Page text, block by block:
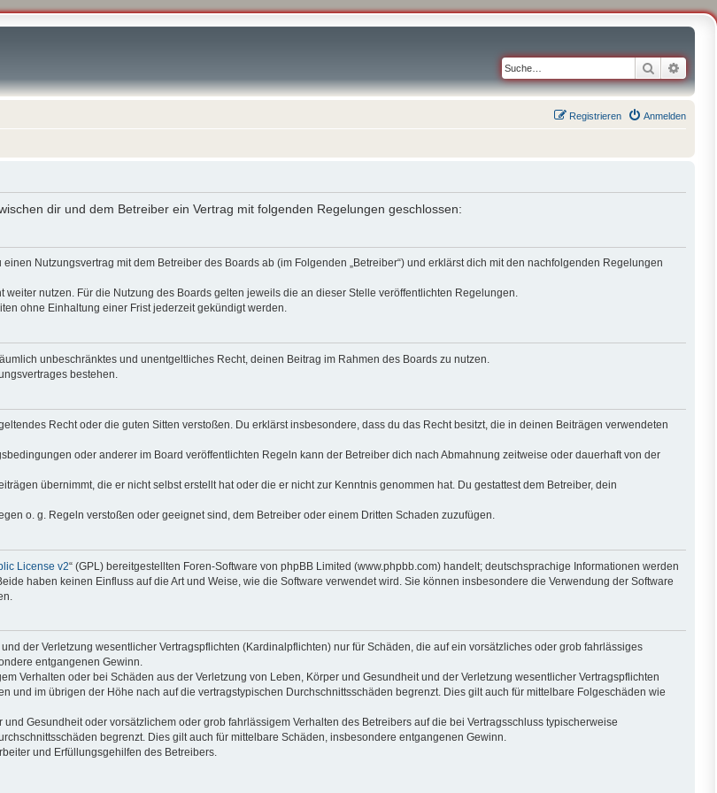
Suche
Anmelden
Registrieren
dir und dem Betreiber ein Vertrag mit folgenden Regelungen geschlossen:
einen Nutzungsvertrag mit dem Betreiber des Boards ab (im Folgenden „Betreiber“) und erklärst dich mit den nachfolgenden Regelungen
nutzen. Für die Nutzung des Boards gelten jeweils die an dieser Stelle veröffentlichten Regelungen.
ohne Einhaltung einer Frist jederzeit gekündigt werden.
unbeschränktes und unentgeltliches Recht, deinen Beitrag im Rahmen des Boards zu nutzen.
bestehen.
Recht oder die guten Sitten verstoßen. Du erklärst insbesondere, dass du das Recht besitzt, die in deinen Beiträgen verwendeten
oder anderer im Board veröffentlichten Regeln kann der Betreiber dich nach Abmahnung zeitweise oder dauerhaft von der
übernimmt, die er nicht selbst erstellt hat oder die er nicht zur Kenntnis genommen hat. Du gestattest dem Betreiber, dein
o. g. Regeln verstoßen oder geeignet sind, dem Betreiber oder einem Dritten Schaden zuzufügen.
License v2“ (GPL) bereitgestellten Foren-Software von phpBB Limited (www.phpbb.com) handelt; deutschsprachige Informationen werden
haben keinen Einfluss auf die Art und Weise, wie die Software verwendet wird. Sie können insbesondere die Verwendung der Software
der Verletzung wesentlicher Vertragspflichten (Kardinalpflichten) nur für Schäden, die auf ein vorsätzliches oder grob fahrlässiges
entgangenen Gewinn.
Verhalten oder bei Schäden aus der Verletzung von Leben, Körper und Gesundheit und der Verletzung wesentlicher Vertragspflichten
und im übrigen der Höhe nach auf die vertragstypischen Durchschnittsschäden begrenzt. Dies gilt auch für mittelbare Folgeschäden wie
Gesundheit oder vorsätzlichem oder grob fahrlässigem Verhalten des Betreibers auf die bei Vertragsschluss typischerweise
begrenzt. Dies gilt auch für mittelbare Schäden, insbesondere entgangenen Gewinn.
und Erfüllungsgehilfen des Betreibers.